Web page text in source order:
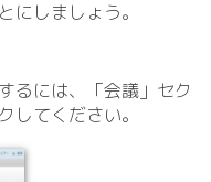
にしましょう。
るには、「会議」セク
してください。